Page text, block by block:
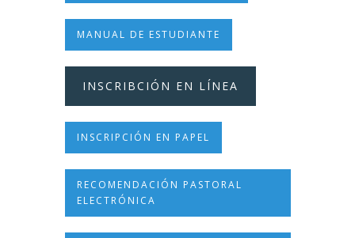
MANUAL DE ESTUDIANTE
INSCRIBCIÓN EN LÍNEA
INSCRIPCIÓN EN PAPEL
RECOMENDACIÓN PASTORAL
ELECTRÓNICA